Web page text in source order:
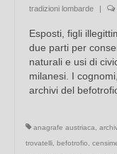
tradizioni lombarde
|
Esposti, figli
due parti per
naturali e usi di
milanesi. I
archivi del
anagrafe austriaca
trovatelli befotrofio